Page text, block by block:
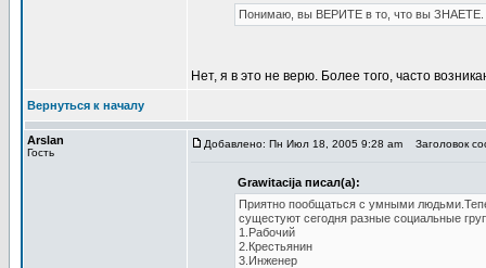
Понимаю, вы ВЕРИТЕ в то, что вы ЗНАЕТЕ.
Нет, я в это не верю. Более того, часто
Вернуться к началу
Arslan
Гость
Добавлено: Пн Июл 18, 2005 9:28 am Заголовок
Grawitacija писал(а):
Приятно пообщаться с умными
сущестуют сегодня разные социальные
1.Рабочий
2.Крестьянин
3.Инженер